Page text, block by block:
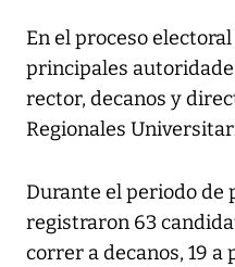
En el proceso
principales
rector, decanos y
Regionales
Durante el periodo de
registraron 63
correr a decanos, 19 a